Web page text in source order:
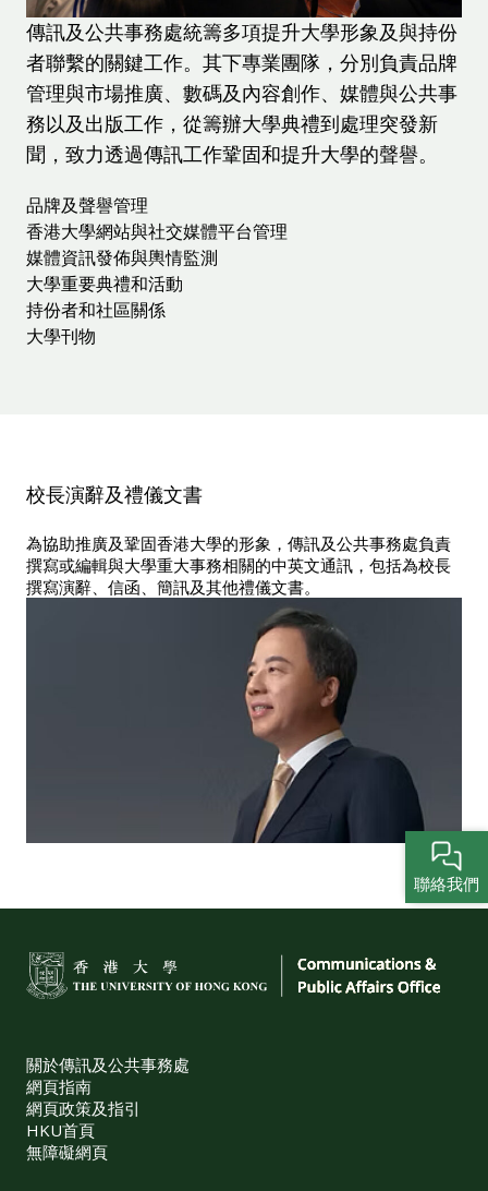
傳訊及公共事務處統籌多項提升大學形象及與持份
者聯繫的關鍵工作。其下專業團隊，分別負責品牌
管理與市場推廣、數碼及內容創作、媒體與公共事
務以及出版工作，從籌辦大學典禮到處理突發新
聞，致力透過傳訊工作鞏固和提升大學的聲譽。
品牌及聲譽管理
香港大學網站與社交媒體平台管理
媒體資訊發佈與輿情監測
大學重要典禮和活動
持份者和社區關係
大學刊物
校長演辭及禮儀文書
為協助推廣及鞏固香港大學的形象，傳訊及公共事務處負責
撰寫或編輯與大學重大事務相關的中英文通訊，包括為校長
撰寫演辭、信函、簡訊及其他禮儀文書。
關於傳訊及公共事務處
網頁指南
網頁政策及指引
HKU首頁
無障礙網頁
聯絡我們